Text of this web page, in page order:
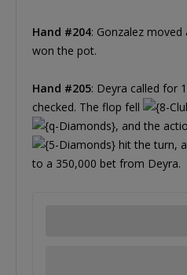
Hand #204: Gonzalez
won the pot.
Hand #205: Deyra called for
checked. The flop fell
, and the
hit the turn,
to a 350,000 bet from Deyra.